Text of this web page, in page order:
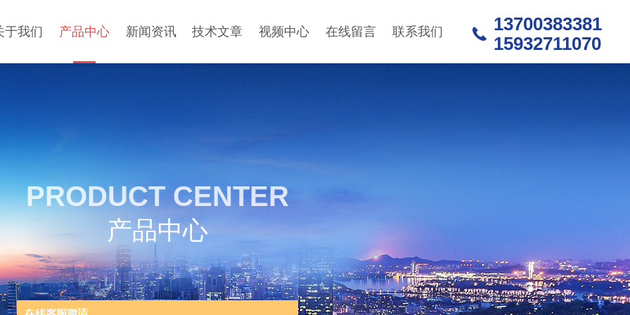
于我们 产品中心 新闻资讯 技术文章 视频中心 在线留言 联系我们
13700383381
15932711070
PRODUCT CENTER
产品中心